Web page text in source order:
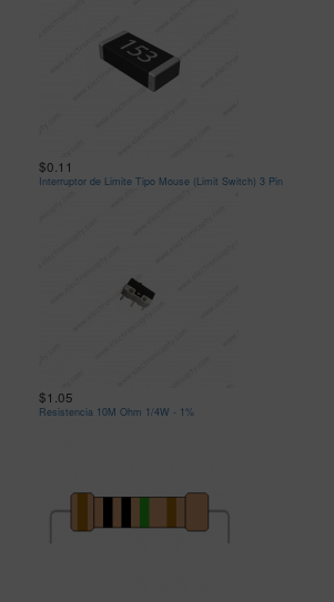
$0.11
Interruptor de Limite Tipo Mouse (Limit Switch) 3 Pin
$1.05
Resistencia 10M Ohm 1/4W - 1%